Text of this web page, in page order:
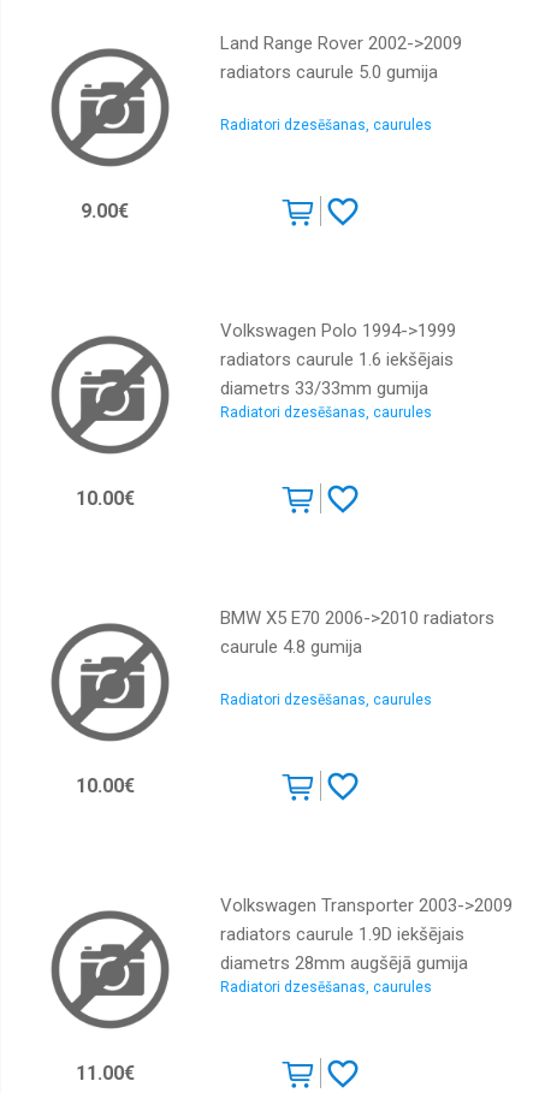
Land Range Rover 2002->2009
radiators caurule 5.0 gumija
Radiatori dzesēšanas, caurules
9.00€
Volkswagen Polo 1994->1999
radiators caurule 1.6 iekšējais
diametrs 33/33mm gumija
Radiatori dzesēšanas, caurules
10.00€
BMW X5 E70 2006->2010 radiators
caurule 4.8 gumija
Radiatori dzesēšanas, caurules
10.00€
Volkswagen Transporter 2003->2009
radiators caurule 1.9D iekšējais
diametrs 28mm augšējā gumija
Radiatori dzesēšanas, caurules
11.00€